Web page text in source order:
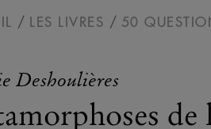
LES LIVRES 50
Deshoulières